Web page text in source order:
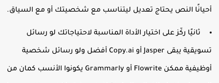
النص يحتاج تعديل ليتناسب مع شخصيتك أو مع السياق.
ثانيًا ركّز على اختيار الأداة المناسبة لاحتياجاتك لو رسائل
تسويقية يبقى Jasper أو Copy.ai أفضل ولو رسائل شخصية
أوظيفية ممكن Flowrite أو Grammarly يكونوا الأنسب كمان من